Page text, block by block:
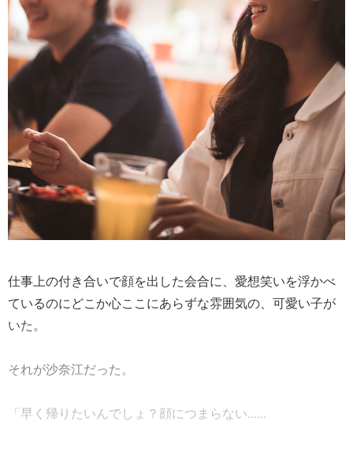
仕事上の付き合いで顔を出した会合に、愛想笑いを浮かべ
ているのにどこか心ここにあらずな雰囲気の、可愛い子が
いた。
それが沙奈江だった。
「早く帰りたいんでしょ？顔につまらない......